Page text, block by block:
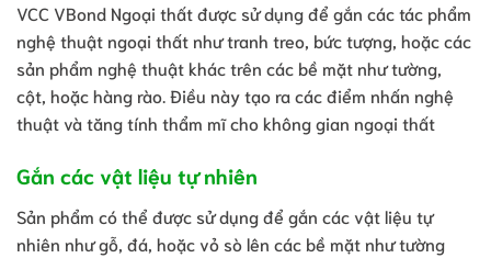
VCC VBond Ngoại thất được sử dụng để gắn các tác phẩm
nghệ thuật ngoại thất như tranh treo, bức tượng, hoặc các
sản phẩm nghệ thuật khác trên các bề mặt như tường,
cột, hoặc hàng rào. Điều này tạo ra các điểm nhấn nghệ
thuật và tăng tính thẩm mĩ cho không gian ngoại thất
Gắn các vật liệu tự nhiên
Sản phẩm có thể được sử dụng để gắn các vật liệu tự
nhiên như gỗ, đá, hoặc vỏ sò lên các bề mặt như tường